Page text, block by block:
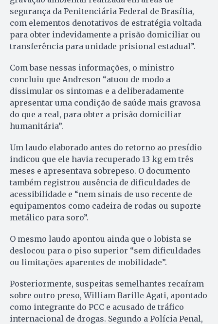
segurança da Penitenciária Federal de Brasília,
com elementos denotativos de estratégia voltada
para obter indevidamente a prisão domiciliar ou
transferência para unidade prisional estadual”.
Com base nessas informações, o ministro
concluiu que Andreson “atuou de modo a
dissimular os sintomas e a deliberadamente
apresentar uma condição de saúde mais gravosa
do que a real, para obter a prisão domiciliar
humanitária”.
Um laudo elaborado antes do retorno ao presídio
indicou que ele havia recuperado 13 kg em três
meses e apresentava sobrepeso. O documento
também registrou ausência de dificuldades de
acessibilidade e “nem sinais de uso recente de
equipamentos como cadeira de rodas ou suporte
metálico para soro”.
O mesmo laudo apontou ainda que o lobista se
deslocou para o piso superior “sem dificuldades
ou limitações aparentes de mobilidade”.
Posteriormente, suspeitas semelhantes recaíram
sobre outro preso, William Barille Agati, apontado
como integrante do PCC e acusado de tráfico
internacional de drogas. Segundo a Polícia Penal,